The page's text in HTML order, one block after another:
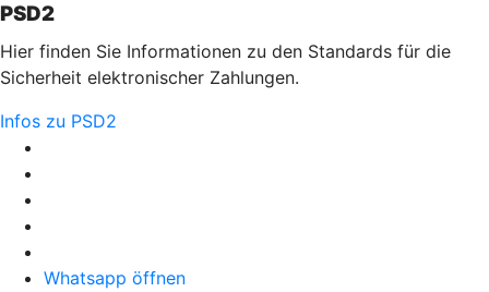
PSD2
Hier finden Sie Informationen zu den Standards für die
Sicherheit elektronischer Zahlungen.
Infos zu PSD2
Whatsapp öffnen